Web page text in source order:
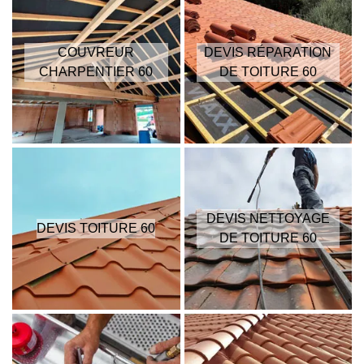
COUVREUR
CHARPENTIER 60
DEVIS RÉPARATION
DE TOITURE 60
DEVIS TOITURE 60
DEVIS NETTOYAGE
DE TOITURE 60